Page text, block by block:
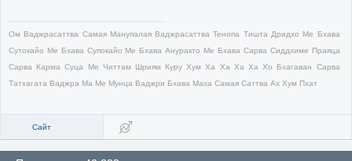
Ом Ваджрасаттва Самая Манупалая Ваджрасаттва Тенопа Тишта Дридхо Ме Бхава
Сутокайо Ме Бхава Супокайо Ме Бхава Ануракто Ме Бхава Сарва Сиддхиме Праяца
Сарва Карма Суца Ме Читтам Шриям Куру Хум Ха Ха Ха Ха Хо Бхагаван Сарва
Татхагата Ваджра Ма Ме Мунца Ваджри Бхава Маха Самая Саттва Ах Хум Пхат
Сайт